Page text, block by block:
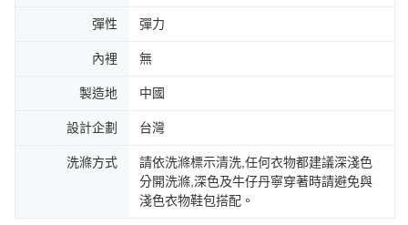
彈性 彈力
內裡 無
製造地 中國
設計企劃 台灣
洗滌方式
請依洗滌標示清洗,任何衣物都建議深淺色
分開洗滌,深色及牛仔丹寧穿著時請避免與
淺色衣物鞋包搭配。